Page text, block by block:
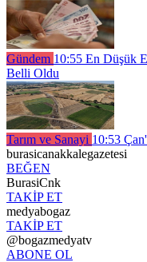
Gündem 10:55 En Düşük
Belli Oldu
Tarım ve Sanayi 10:53
burasicanakkalegazetesi
BEĞEN
BurasiCnk
TAKİP ET
medyabogaz
TAKİP ET
@bogazmedyatv
ABONE OL